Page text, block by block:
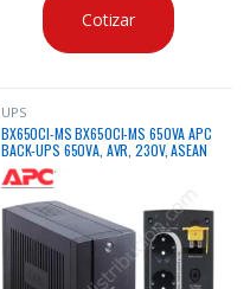
Cotizar
UPS
BX650CI-MS BX650CI-MS 650VA APC
BACK-UPS 650VA, AVR, 230V, ASEAN